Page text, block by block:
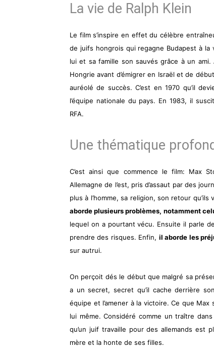
La vie de Ralph Klein
Le film s’inspire en effet du célèbre
de juifs hongrois qui regagne Budapest à
lui et sa famille son sauvés grâce à un
Hongrie avant d’émigrer en Israël et de
auréolé de succès. C’est en 1970 qu’il
l’équipe nationale du pays. En 1983, il
RFA.
Une thématique
C’est ainsi que commence le film: Max
Allemagne de l’est, pris d’assaut par des
plus à l’homme, sa religion, son retour
aborde plusieurs problèmes, notamment
lequel on a pourtant vécu. Ensuite il parle
prendre des risques. Enfin, il aborde les
sur autrui.
On perçoit dés le début que malgré sa
a un secret, secret qu’il cache derrière
équipe et l’amener à la victoire. Ce que
lui même. Considéré comme un traître
qu’un juif travaille pour des allemands est
mère et la honte de ses filles.